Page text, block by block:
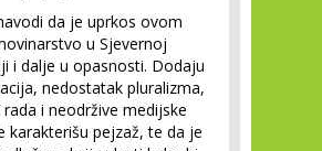
da je uprkos ovom
u Sjevernoj
i dalje u opasnosti. Dodaju
nedostatak pluralizma,
i neodržive medijske
karakterišu pejzaž, te da je